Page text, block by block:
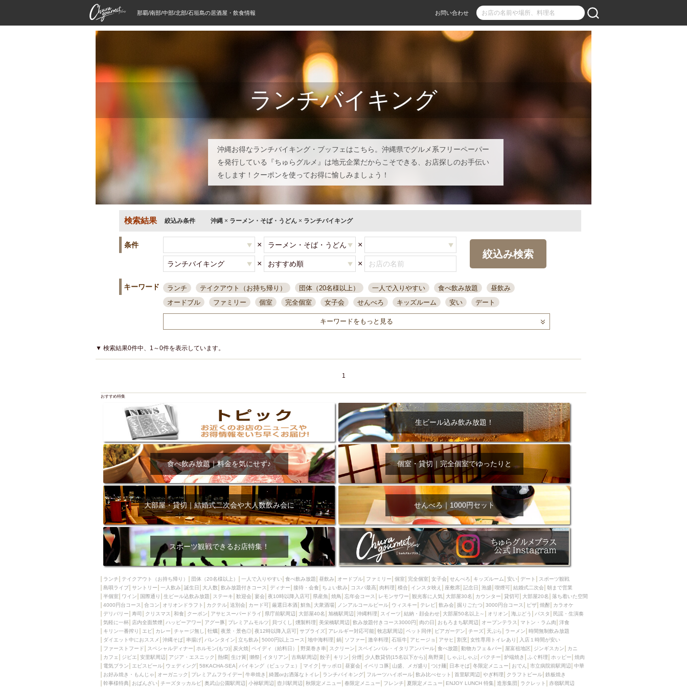
那覇/南部/中部/北部/石垣島の居酒屋・飲食情報 お問い合わせ
ランチバイキング
沖縄お得なランチバイキング・ブッフェはこちら。沖縄県でグルメ系フリーペーパー
を発行している『ちゅらグルメ』は地元企業だからこそできる、お店探しのお手伝い
をします！クーポンを使ってお得に愉しみましょう！
検索結果 絞込み条件 沖縄 × ラーメン・そば・うどん × ランチバイキング
条件 × ×
× ×
絞込み検索
キーワード ランチ テイクアウト（お持ち帰り） 団体（20名様以上） 一人で入りやすい 食べ飲み放題
昼飲み
オードブル
ファミリー 個室 完全個室 女子会 せんべろ キッズルーム 安い
デート
一人飲み 誕生日 大人数
接待・会食
ちょい飲み コスパ最高 肉料理 模合 インスタ映え 座敷席 記念日 泡盛
喫煙可
結婚式二次会
夜10時以降入店可
県産魚 焼鳥 忘年会コース レモンサワー 観光客に人気 大部屋30名
カウンター
4000円台コース
デリバリー 寿司 クリスマス 和食
クーポン
アサヒスーパードライ
県庁前駅周辺 旭橋駅周辺 沖縄料理 スイーツ
結納・顔会わせ
大部屋50名以上～
オリオン 海ぶどう 民謡・生演奏 気軽に一杯
店内全面禁煙
ハッピーアワー
アグー豚 プレミアムモルツ 貝づくし 燻製料理
美栄橋駅周辺
飲み放題付きコース3000円
肉の日 おもろまち駅周辺 オープンテラス マトン・ラム肉
洋食
キリン一番搾り
エビ カレー チャージ無し 牡蠣 夜景・景色◎ 夜12時以降入店可
サプライズ
アレルギー対応可能
牧志駅周辺 ペット同伴 ビアガーデン 天ぷら
時間無制飲み放題
ダイエット中におススメ
沖縄そば 串揚げ バレンタイン 立ち飲み 5000円以上コース 地中海料理
鍋
ソファー
激辛料理 石垣牛 アヒージョ アサヒ 割烹 女性専用トイレあり
入店１時間が安い
ファーストフード
スペシャルディナー ホルモン(もつ) 炭火焼 ペイディ（給料日）
野菜巻き串
スクリーン
スペインバル・イタリアンバール 食べ放題 動物カフェ＆バー 屋富祖地区
ジンギスカン
カニ
カフェ ジビエ 安里駅周辺 アジア・エスニック 熱燗 生け簀 獺祭 イタリアン
古島駅周辺
分煙 少人数貸切(15名以下から) しゃぶしゃぶ パクチー 炉端焼き
ふぐ料理
ホッピー
焼肉 電気ブラン エビスビール ウェディング 58KACHA-SEA
バイキング（ビュッフェ）
マイク
サッポロ 昼宴会 イベリコ豚 山盛、メガ盛り つけ麺 日本そば 冬限定メニュー
おでん
市立病院前駅周辺
中華 お好み焼き・もんじゃ オーガニック プレミアムフライデー
牛串焼き
綺麗orお洒落なトイレ
ランチバイキング フルーツハイボール 飲み比べセット 首里駅周辺
やぎ料理
クラフトビール
鉄板焼き 幹事様特典 おばんざい チーズタッカルビ 奥武山公園駅周辺
小禄駅周辺
壺川駅周辺
秋限定メニュー 春限定メニュー フレンチ 夏限定メニュー ENJOY LUNCH 特集
造形集団
ラクレット
赤嶺駅周辺 シードル 那覇空港駅周辺 儀保駅周辺
キーワードをもっと見る
▼ 検索結果0件中、1～0件を表示しています。
1
おすすめ特集
生ビール込み飲み放題！
食べ飲み放題｜料金を気にせず♪ 個室・貸切｜完全個室でゆったりと
大部屋・貸切｜結婚式二次会や大人数飲み会に せんべろ｜1000円セット
スポーツ観戦できるお店特集！
ランチ テイクアウト（お持ち帰り） 団体（20名様以上） 一人で入りやすい 食べ飲み放題 昼飲み オードブル ファミリー 個室 完全個室 女子会 せんべろ キッズルーム 安い デート
スポーツ観戦
島唄ライブ サントリー 一人飲み 誕生日 大人数 飲み放題付きコース ディナー 接待・会食 ちょい飲み コスパ最高 肉料理 模合 インスタ映え 座敷席 記念日 泡盛 喫煙可 結婚式二次会 朝まで営業
半個室
ワイン 国際通り 生ビール込飲み放題 ステーキ 歓迎会 宴会 夜10時以降入店可 県産魚 焼鳥 忘年会コース レモンサワー 観光客に人気 大部屋30名 カウンター 貸切可 大部屋20名
落ち着いた空間
4000円台コース
合コン オリオンドラフト カクテル 送別会 カード可 厳選日本酒 鮮魚 大衆酒場 ノンアルコールビール ウィスキー テレビ 飲み会 掘りごたつ 3000円台コース ピザ 焼酎
カラオケ
デリバリー
寿司 クリスマス 和食 クーポン アサヒスーパードライ 県庁前駅周辺 大部屋40名 旭橋駅周辺 沖縄料理 スイーツ 結納・顔会わせ 大部屋50名以上～ オリオン 海ぶどう パスタ
民謡・生演奏
気軽に一杯
店内全面禁煙 ハッピーアワー アグー豚 プレミアムモルツ 貝づくし 燻製料理 美栄橋駅周辺 飲み放題付きコース3000円 肉の日 おもろまち駅周辺 オープンテラス マトン・ラム肉
洋食
キリン一番搾り
エビ カレー チャージ無し 牡蠣 夜景・景色◎ 夜12時以降入店可 サプライズ アレルギー対応可能 牧志駅周辺 ペット同伴 ビアガーデン チーズ 天ぷら ラーメン
時間無制飲み放題
ダイエット中におススメ
沖縄そば 串揚げ バレンタイン 立ち飲み 5000円以上コース 地中海料理 鍋 ソファー 激辛料理 石垣牛 アヒージョ アサヒ 割烹 女性専用トイレあり
入店１時間が安い
ファーストフード
スペシャルディナー ホルモン(もつ) 炭火焼 ペイディ（給料日） 野菜巻き串 スクリーン スペインバル・イタリアンバール 食べ放題 動物カフェ＆バー 屋富祖地区 ジンギスカン
カニ
カフェ
ジビエ 安里駅周辺 アジア・エスニック 熱燗 生け簀 獺祭 イタリアン 古島駅周辺 餃子 キリン 分煙 少人数貸切(15名以下から) 島野菜 しゃぶしゃぶ パクチー 炉端焼き ふぐ料理 ホッピー
焼肉
電気ブラン
エビスビール ウェディング 58KACHA-SEA バイキング（ビュッフェ） マイク サッポロ 昼宴会 イベリコ豚 山盛、メガ盛り つけ麺 日本そば 冬限定メニュー おでん 市立病院前駅周辺
中華
お好み焼き・もんじゃ
オーガニック プレミアムフライデー 牛串焼き 綺麗orお洒落なトイレ ランチバイキング フルーツハイボール 飲み比べセット 首里駅周辺 やぎ料理 クラフトビール 鉄板焼き
幹事様特典
おばんざい チーズタッカルビ 奥武山公園駅周辺 小禄駅周辺 壺川駅周辺 秋限定メニュー 春限定メニュー フレンチ 夏限定メニュー ENJOY LUNCH 特集 造形集団 ラクレット 赤嶺駅周辺